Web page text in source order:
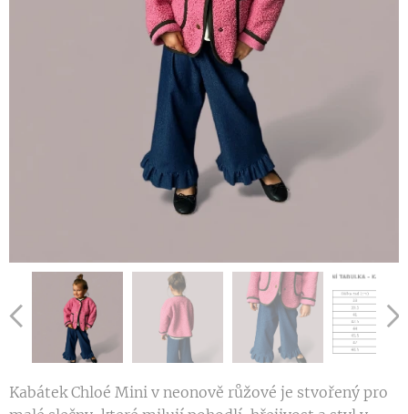
Kabátek Chloé Mini v neonově růžové je stvořený pro